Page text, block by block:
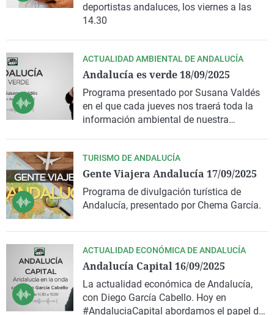
deportistas andaluces, los viernes a las
14.30
ACTUALIDAD AMBIENTAL DE ANDALUCÍA
Andalucía es verde 18/09/2025
Programa presentado por Susana Valdés
en el que cada jueves nos traerá toda la
información ambiental de nuestra
ambiente y las medidas que se adopten
para protegerlo.
TURISMO DE ANDALUCÍA
Gente Viajera Andalucía 17/09/2025
Programa de divulgación turística de
Andalucía, presentado por Chema García.
ACTUALIDAD ECONÓMICA DE ANDALUCÍA
Andalucía Capital 16/09/2025
La actualidad económica de Andalucía,
con Diego García Cabello. Hoy en
#AndaluciaCapital abordamos el papel de